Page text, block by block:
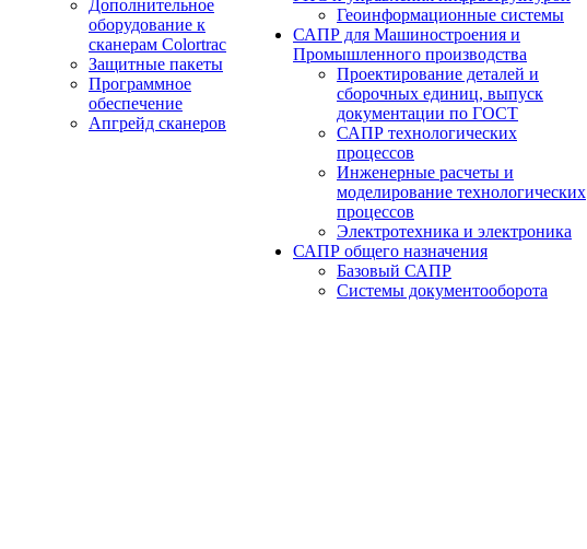
Дополнительное
оборудование к
сканерам Colortrac
Защитные пакеты
Программное
обеспечение
Апгрейд сканеров
Геоинформационные системы
САПР для Машиностроения и
Промышленного производства
Проектирование деталей и
сборочных единиц, выпуск
документации по ГОСТ
САПР технологических
процессов
Инженерные расчеты и
моделирование технологических
процессов
Электротехника и электроника
САПР общего назначения
Базовый САПР
Системы документооборота